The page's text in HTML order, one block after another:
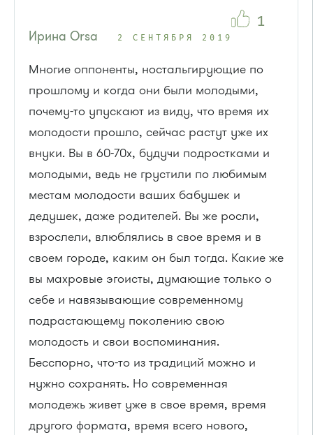
Ирина Orsa 2 СЕНТЯБРЯ 2019
Многие оппоненты, ностальгирующие по
прошлому и когда они были молодыми,
почему-то упускают из виду, что время их
молодости прошло, сейчас растут уже их
внуки. Вы в 60-70х, будучи подростками и
молодыми, ведь не грустили по любимым
местам молодости ваших бабушек и
дедушек, даже родителей. Вы же росли,
взрослели, влюблялись в свое время и в
своем городе, каким он был тогда. Какие же
вы махровые эгоисты, думающие только о
себе и навязывающие современному
подрастающему поколению свою
молодость и свои воспоминания.
Бесспорно, что-то из традиций можно и
нужно сохранять. Но современная
молодежь живет уже в свое время, время
другого формата, время всего нового,
1